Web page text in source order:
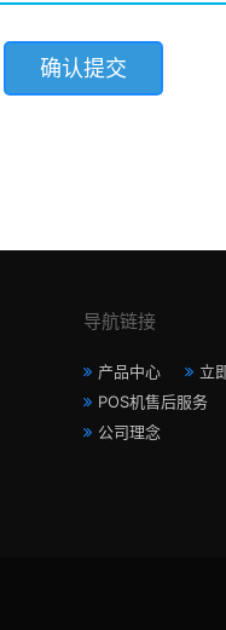
导航链接
产品中心 立
POS机售后服务
公司理念